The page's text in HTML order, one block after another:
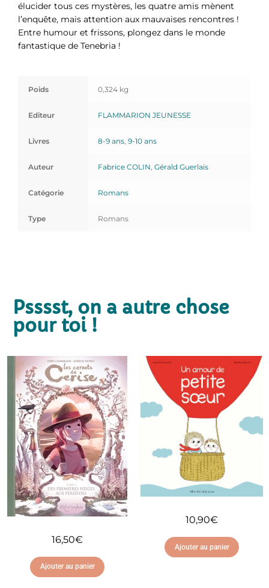
élucider tous ces mystères, les quatre amis mènent
l’enquête, mais attention aux mauvaises rencontres !
Entre humour et frissons, plongez dans le monde
fantastique de Tenebria !
Poids 0,324 kg
Editeur FLAMMARION JEUNESSE
Livres 8-9 ans, 9-10 ans
Auteur Fabrice COLIN Gérald Guerlais
Catégorie Romans
Type Romans
Psssst, on a autre chose
pour toi !
16,50€
Ajouter au panier
10,90€
Ajouter au panier